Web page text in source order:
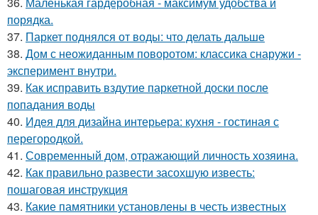
порядка.
37. Паркет поднялся от воды: что делать дальше
38. Дом с неожиданным поворотом: классика снаружи -
эксперимент внутри.
39. Как исправить вздутие паркетной доски после
попадания воды
40. Идея для дизайна интерьера: кухня - гостиная с
перегородкой.
41. Современный дом, отражающий личность хозяина.
42. Как правильно развести засохшую известь:
пошаговая инструкция
43. Какие памятники установлены в честь известных